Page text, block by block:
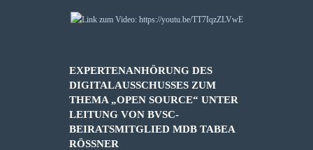
EXPERTENANHÖRUNG DES
DIGITALAUSSCHUSSES ZUM
THEMA „OPEN SOURCE“ UNTER
LEITUNG VON BVSC-
BEIRATSMITGLIED MDB TABEA
RÖSSNER